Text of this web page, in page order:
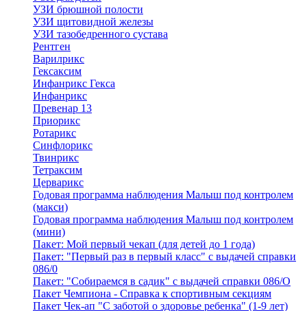
УЗИ брюшной полости
УЗИ щитовидной железы
УЗИ тазобедренного сустава
Рентген
Варилрикс
Гексаксим
Инфанрикс Гекса
Инфанрикс
Превенар 13
Приорикс
Ротарикс
Синфлорикс
Твинрикс
Тетраксим
Церварикс
Годовая программа наблюдения Малыш под контролем
(макси)
Годовая программа наблюдения Малыш под контролем
(мини)
Пакет: Мой первый чекап (для детей до 1 года)
Пакет: "Первый раз в первый класс" с выдачей справки
086/0
Пакет: "Собираемся в садик" с выдачей справки 086/О
Пакет Чемпиона - Справка к спортивным секциям
Пакет Чек-ап "С заботой о здоровье ребенка" (1-9 лет)